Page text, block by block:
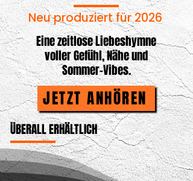
Neu produziert für 2026
Eine zeitlose Liebeshymne
voller Gefühl, Nähe und
Sommer-Vibes.
JETZT ANHÖREN
ÜBERALL ERHÄLTLICH